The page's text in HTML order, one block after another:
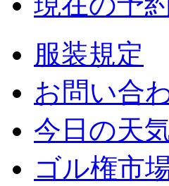
服装規定
お問い合
今日の天
ゴル権市